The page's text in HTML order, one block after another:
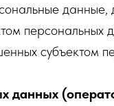
данные,
персональных
субъектом
данных